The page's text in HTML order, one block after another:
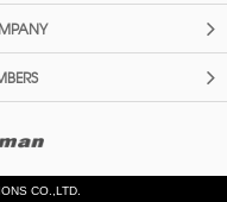
CO.,LTD.